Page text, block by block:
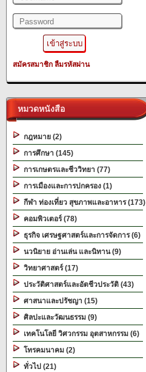
สมัครสมาชิก ลืมรหัสผ่าน
หมวดหนังสือ
กฎหมาย (2)
การศึกษา (145)
การเกษตรและชีววิทยา (77)
การเมืองและการปกครอง (1)
กีฬา ท่องเที่ยว สุขภาพและอาหาร (173)
คอมพิวเตอร์ (78)
ธุรกิจ เศรษฐศาสตร์และการจัดการ (6)
นวนิยาย อ่านเล่น และนิทาน (9)
วิทยาศาสตร์ (17)
ประวัติศาสตร์และอัตชีวประวัติ (43)
ศาสนาและปรัชญา (15)
ศิลปะและวัฒนธรรม (9)
เทคโนโลยี วิศวกรรม อุตสาหกรรม (6)
โทรคมนาคม (2)
ทั่วไป (21)